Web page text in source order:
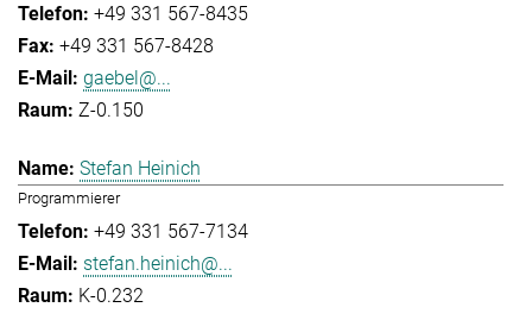
+49 331 567-8435
+49 331 567-8428
gaebel@...
Z-0.150
Stefan Heinich
Programmierer
+49 331 567-7134
stefan.heinich@...
K-0.232